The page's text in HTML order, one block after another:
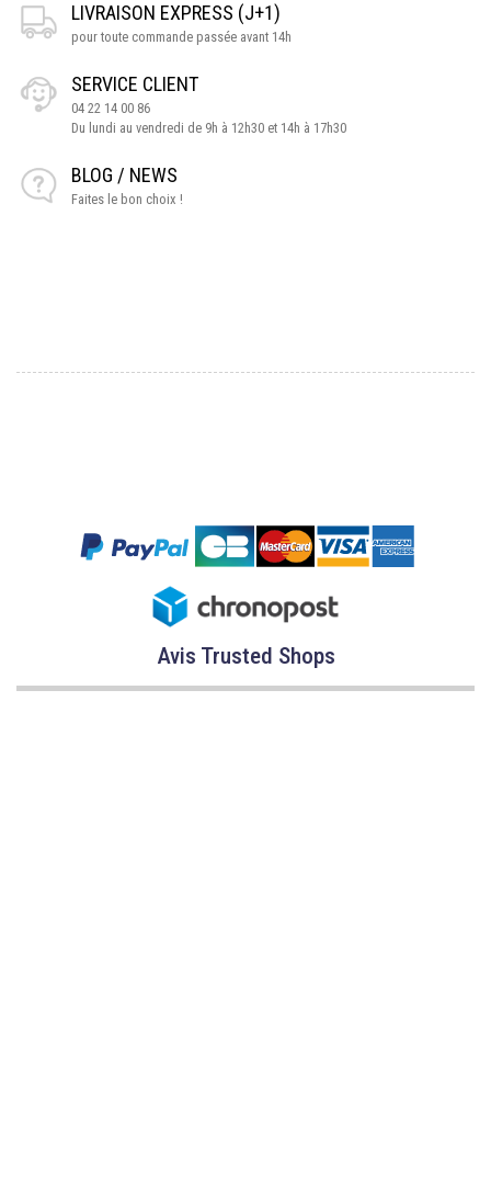
LIVRAISON EXPRESS (J+1)
pour toute commande passée avant 14h
SERVICE CLIENT
04 22 14 00 86
Du lundi au vendredi de 9h à 12h30 et 14h à 17h30
BLOG / NEWS
Faites le bon choix !
Avis Trusted Shops